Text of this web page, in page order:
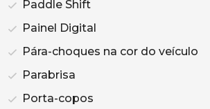
Paddle Shift
Painel Digital
Pára-choques na cor do veículo
Parabrisa
Porta-copos